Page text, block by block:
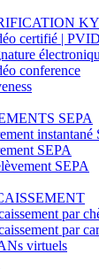
certifié | PVID
conference
SEPA
instantané
SEPA
SEPA
par
par
virtuels